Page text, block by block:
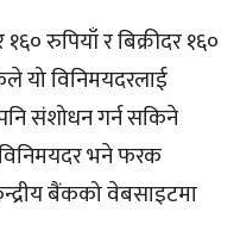
रुपियाँ र बिक्रीदर १६०
यो विनिमयदरलाई
संशोधन गर्न सकिने
भने फरक
बैंकको वेबसाइटमा